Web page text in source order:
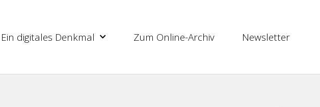
Ein digitales Denkmal Zum Online-Archiv Newsletter